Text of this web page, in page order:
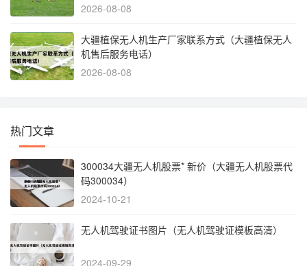
2026-08-08
大疆植保无人机生产厂家联系方式（大疆植保无人
机售后服务电话）
2026-08-08
热门文章
300034大疆无人机股票* 新价（大疆无人机股票代
码300034）
2024-10-21
无人机驾驶证书图片（无人机驾驶证模板高清）
2024-09-29